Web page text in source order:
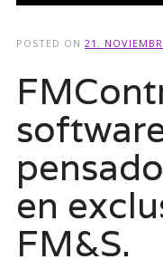
POSTED ON 21.
en
FM&S.